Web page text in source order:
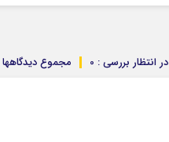
مجموع دیدگاهها : در انتظار بررسی : 0